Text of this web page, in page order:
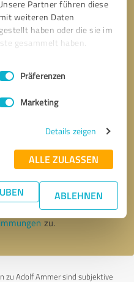
Partner führen diese
weiteren Daten
haben oder die sie im
gesammelt haben.
Präferenzen
Marketing
Details zeigen
ALLE ZULASSEN
ABLEHNEN
* Erforderliche Angaben
zu.
zu Adolf Ammer sind subjektive